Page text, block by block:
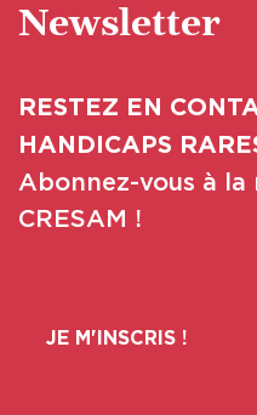
Newsletter
RESTEZ EN
HANDICAPS
Abonnez-vous à
CRESAM !
JE M'INSCRIS !